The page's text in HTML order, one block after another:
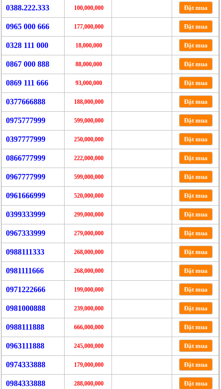
0388.222.333 100,000,000 Đặt mua
0965 000 666 177,000,000 Đặt mua
0328 111 000 18,000,000 Đặt mua
0867 000 888 88,000,000 Đặt mua
0869 111 666 93,000,000 Đặt mua
0377666888 188,000,000 Đặt mua
0975777999 599,000,000 Đặt mua
0397777999 250,000,000 Đặt mua
0866777999 222,000,000 Đặt mua
0967777999 599,000,000 Đặt mua
0961666999 520,000,000 Đặt mua
0399333999 299,000,000 Đặt mua
0967333999 279,000,000 Đặt mua
0988111333 268,000,000 Đặt mua
0981111666 268,000,000 Đặt mua
0971222666 199,000,000 Đặt mua
0981000888 239,000,000 Đặt mua
0988111888 666,000,000 Đặt mua
0963111888 245,000,000 Đặt mua
0974333888 179,000,000 Đặt mua
0984333888 288,000,000 Đặt mua